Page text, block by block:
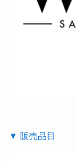
▼ 販売品目